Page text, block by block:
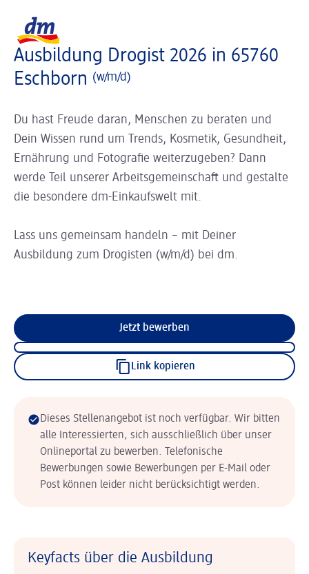
Ausbildung Drogist 2026 in 65760
Eschborn (w/m/d)
Du hast Freude daran, Menschen zu beraten und
Dein Wissen rund um Trends, Kosmetik, Gesundheit,
Ernährung und Fotografie weiterzugeben? Dann
werde Teil unserer Arbeitsgemeinschaft und gestalte
die besondere dm-Einkaufswelt mit.
Lass uns gemeinsam handeln – mit Deiner
Ausbildung zum Drogisten (w/m/d) bei dm.
Jetzt bewerben
Link kopieren
Dieses Stellenangebot ist noch verfügbar. Wir bitten
alle Interessierten, sich ausschließlich über unser
Onlineportal zu bewerben. Telefonische
Bewerbungen sowie Bewerbungen per E-Mail oder
Post können leider nicht berücksichtigt werden.
Keyfacts über die Ausbildung